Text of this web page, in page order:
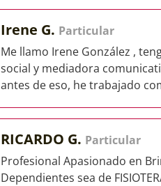
Irene G. Particular
Me llamo Irene González ,
social y mediadora
antes de eso, he trabajado
RICARDO G. Particular
Profesional Apasionado en
Dependientes sea de